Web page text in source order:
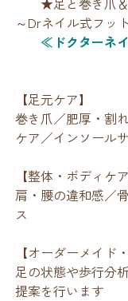
～Drネイル式フッ
≪ドクターネイ
【足元ケア】
巻き爪／肥厚・割
ケア／インソール
【整体・ボディケア
肩・腰の違和感／
ス
【オーダーメイド
足の状態や歩行分
提案を行います